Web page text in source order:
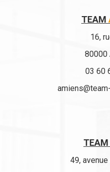
TEAM
16,
80000
03 60
amiens@team-
TEAM
49,